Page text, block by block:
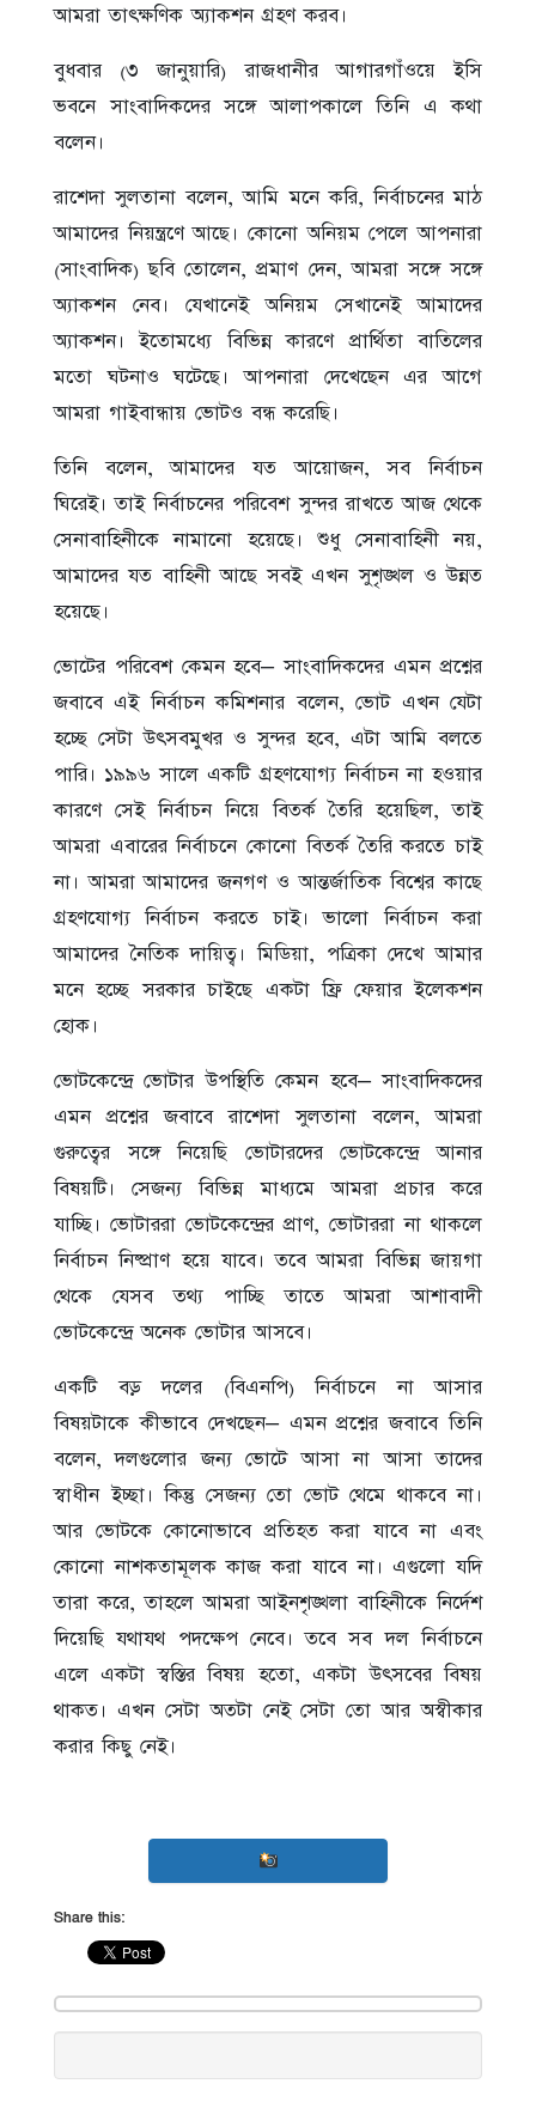
আমরা তাৎক্ষণিক অ্যাকশন গ্রহণ করব।
বুধবার (৩ জানুয়ারি) রাজধানীর আগারগাঁওয়ে ইসি
ভবনে সাংবাদিকদের সঙ্গে আলাপকালে তিনি এ কথা
বলেন।
রাশেদা সুলতানা বলেন, আমি মনে করি, নির্বাচনের মাঠ
আমাদের নিয়ন্ত্রণে আছে। কোনো অনিয়ম পেলে আপনারা
(সাংবাদিক) ছবি তোলেন, প্রমাণ দেন, আমরা সঙ্গে সঙ্গে
অ্যাকশন নেব। যেখানেই অনিয়ম সেখানেই আমাদের
অ্যাকশন। ইতোমধ্যে বিভিন্ন কারণে প্রার্থিতা বাতিলের
মতো ঘটনাও ঘটেছে। আপনারা দেখেছেন এর আগে
আমরা গাইবান্ধায় ভোটও বন্ধ করেছি।
তিনি বলেন, আমাদের যত আয়োজন, সব নির্বাচন
ঘিরেই। তাই নির্বাচনের পরিবেশ সুন্দর রাখতে আজ থেকে
সেনাবাহিনীকে নামানো হয়েছে। শুধু সেনাবাহিনী নয়,
আমাদের যত বাহিনী আছে সবই এখন সুশৃঙ্খল ও উন্নত
হয়েছে।
ভোটের পরিবেশ কেমন হবে– সাংবাদিকদের এমন প্রশ্নের
জবাবে এই নির্বাচন কমিশনার বলেন, ভোট এখন যেটা
হচ্ছে সেটা উৎসবমুখর ও সুন্দর হবে, এটা আমি বলতে
পারি। ১৯৯৬ সালে একটি গ্রহণযোগ্য নির্বাচন না হওয়ার
কারণে সেই নির্বাচন নিয়ে বিতর্ক তৈরি হয়েছিল, তাই
আমরা এবারের নির্বাচনে কোনো বিতর্ক তৈরি করতে চাই
না। আমরা আমাদের জনগণ ও আন্তর্জাতিক বিশ্বের কাছে
গ্রহণযোগ্য নির্বাচন করতে চাই। ভালো নির্বাচন করা
আমাদের নৈতিক দায়িত্ব। মিডিয়া, পত্রিকা দেখে আমার
মনে হচ্ছে সরকার চাইছে একটা ফ্রি ফেয়ার ইলেকশন
হোক।
ভোটকেন্দ্রে ভোটার উপস্থিতি কেমন হবে– সাংবাদিকদের
এমন প্রশ্নের জবাবে রাশেদা সুলতানা বলেন, আমরা
গুরুত্বের সঙ্গে নিয়েছি ভোটারদের ভোটকেন্দ্রে আনার
বিষয়টি। সেজন্য বিভিন্ন মাধ্যমে আমরা প্রচার করে
যাচ্ছি। ভোটাররা ভোটকেন্দ্রের প্রাণ, ভোটাররা না থাকলে
নির্বাচন নিষ্প্রাণ হয়ে যাবে। তবে আমরা বিভিন্ন জায়গা
থেকে যেসব তথ্য পাচ্ছি তাতে আমরা আশাবাদী
ভোটকেন্দ্রে অনেক ভোটার আসবে।
একটি বড় দলের (বিএনপি) নির্বাচনে না আসার
বিষয়টাকে কীভাবে দেখছেন– এমন প্রশ্নের জবাবে তিনি
বলেন, দলগুলোর জন্য ভোটে আসা না আসা তাদের
স্বাধীন ইচ্ছা। কিন্তু সেজন্য তো ভোট থেমে থাকবে না।
আর ভোটকে কোনোভাবে প্রতিহত করা যাবে না এবং
কোনো নাশকতামূলক কাজ করা যাবে না। এগুলো যদি
তারা করে, তাহলে আমরা আইনশৃঙ্খলা বাহিনীকে নির্দেশ
দিয়েছি যথাযথ পদক্ষেপ নেবে। তবে সব দল নির্বাচনে
এলে একটা স্বস্তির বিষয় হতো, একটা উৎসবের বিষয়
থাকত। এখন সেটা অতটা নেই সেটা তো আর অস্বীকার
করার কিছু নেই।
Share this: